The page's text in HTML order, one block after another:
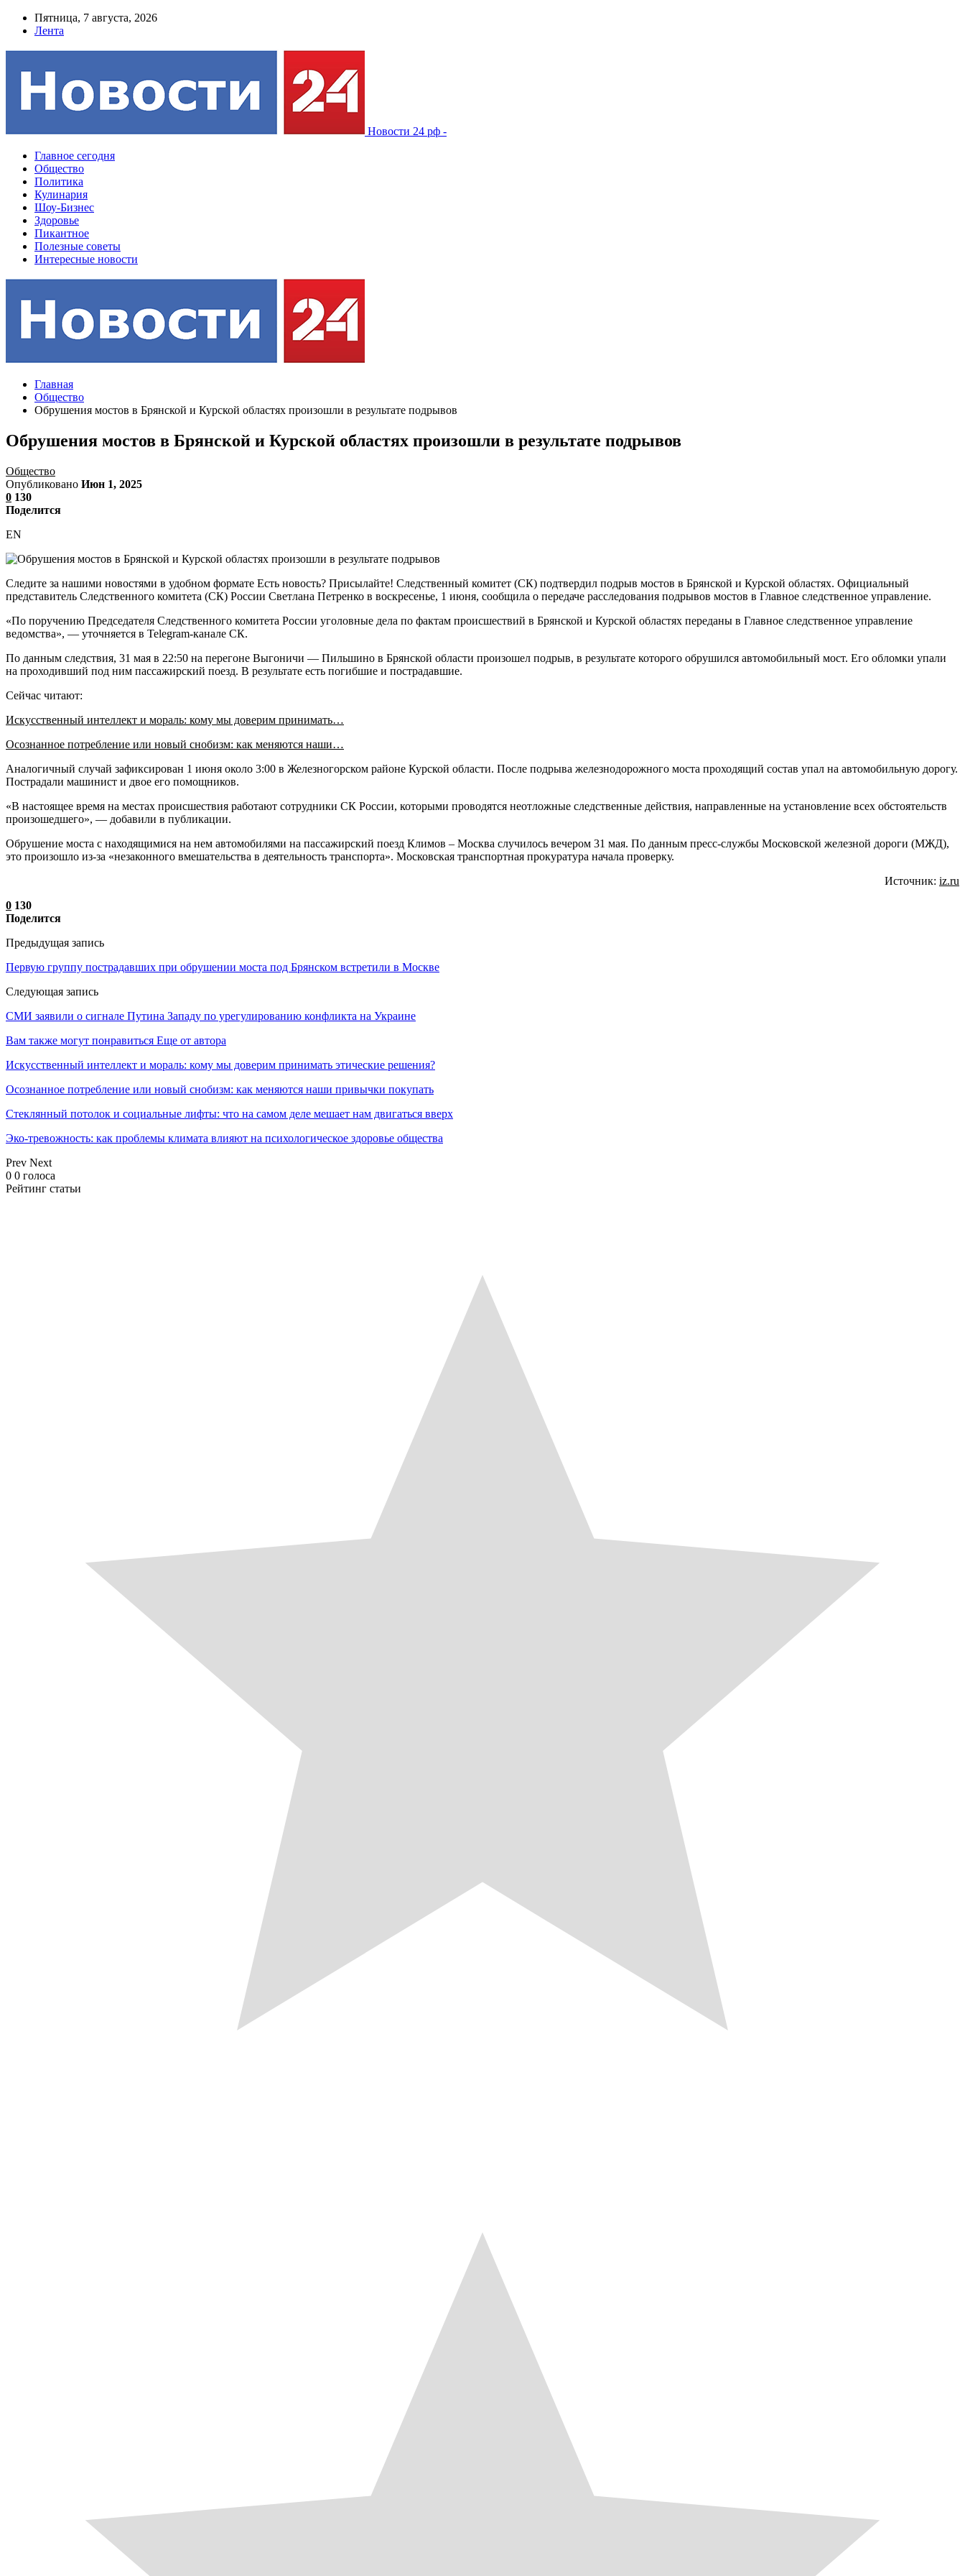
Пятница, 7 августа, 2026
Лента
Новости 24 рф -
Главное сегодня
Общество
Политика
Кулинария
Шоу-Бизнес
Здоровье
Пикантное
Полезные советы
Интересные новости
Главная
Общество
Обрушения мостов в Брянской и Курской областях произошли в результате подрывов
Обрушения мостов в Брянской и Курской областях произошли в результате подрывов
Общество
Опубликовано Июн 1, 2025
0 130
Поделится
EN
Следите за нашими новостями в удобном формате Есть новость? Присылайте! Следственный комитет (СК) подтвердил подрыв мостов в Брянской и Курской областях. Официальный
представитель Следственного комитета (СК) России Светлана Петренко в воскресенье, 1 июня, сообщила о передаче расследования подрывов мостов в Главное следственное управление.
«По поручению Председателя Следственного комитета России уголовные дела по фактам происшествий в Брянской и Курской областях переданы в Главное следственное управление
ведомства», — уточняется в Telegram-канале СК.
По данным следствия, 31 мая в 22:50 на перегоне Выгоничи — Пильшино в Брянской области произошел подрыв, в результате которого обрушился автомобильный мост. Его обломки упали
на проходивший под ним пассажирский поезд. В результате есть погибшие и пострадавшие.
Сейчас читают:
Искусственный интеллект и мораль: кому мы доверим принимать…
Осознанное потребление или новый снобизм: как меняются наши…
Аналогичный случай зафиксирован 1 июня около 3:00 в Железногорском районе Курской области. После подрыва железнодорожного моста проходящий состав упал на автомобильную дорогу.
Пострадали машинист и двое его помощников.
«В настоящее время на местах происшествия работают сотрудники СК России, которыми проводятся неотложные следственные действия, направленные на установление всех обстоятельств
произошедшего», — добавили в публикации.
Обрушение моста с находящимися на нем автомобилями на пассажирский поезд Климов – Москва случилось вечером 31 мая. По данным пресс-службы Московской железной дороги (МЖД),
это произошло из-за «незаконного вмешательства в деятельность транспорта». Московская транспортная прокуратура начала проверку.
Источник: iz.ru
0 130
Поделится
Предыдущая запись
Первую группу пострадавших при обрушении моста под Брянском встретили в Москве
Следующая запись
СМИ заявили о сигнале Путина Западу по урегулированию конфликта на Украине
Вам также могут понравиться Еще от автора
Искусственный интеллект и мораль: кому мы доверим принимать этические решения?
Осознанное потребление или новый снобизм: как меняются наши привычки покупать
Стеклянный потолок и социальные лифты: что на самом деле мешает нам двигаться вверх
Эко-тревожность: как проблемы климата влияют на психологическое здоровье общества
Prev Next
0 0 голоса
Рейтинг статьи